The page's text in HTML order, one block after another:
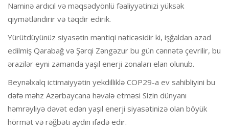
Naminə ardıcıl və məqsədyönlü fəaliyyətinizi yüksək
qiymətləndirir və təqdir edirik.
Yürütdüyünüz siyasətin məntiqi nəticəsidir ki, işğaldan azad
edilmiş Qarabağ və Şərqi Zəngəzur bu gün cənnətə çevrilir, bu
ərazilər eyni zamanda yaşıl enerji zonaları elan olunub.
Beynəlxalq ictimaiyyətin yekdilliklə COP29-a ev sahibliyini bu
dəfə məhz Azərbaycana həvalə etməsi Sizin dünyanı
həmrəyliyə dəvət edən yaşıl enerji siyasətinizə olan böyük
hörmət və rəğbəti aydın ifadə edir.